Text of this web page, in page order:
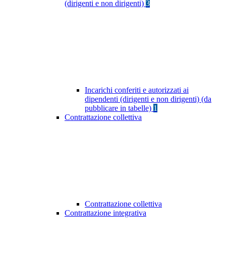
(dirigenti e non dirigenti) 3
Incarichi conferiti e autorizzati ai
dipendenti (dirigenti e non dirigenti) (da
pubblicare in tabelle) 1
Contrattazione collettiva
Contrattazione collettiva
Contrattazione integrativa